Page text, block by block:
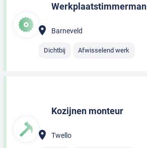
Werkplaatstimmerman
Barneveld
Dichtbij Afwisselend werk
Kozijnen monteur
Twello